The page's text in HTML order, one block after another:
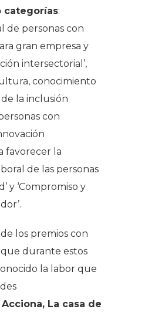
categorías:
de personas con
gran empresa y
intersectorial’,
conocimiento
la inclusión
con
favorecer la
de las personas
y ‘Compromiso y
los premios con
durante estos
la labor que
Acciona, La casa de